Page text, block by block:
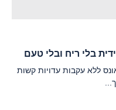
ללא עקבות עדויות קשות